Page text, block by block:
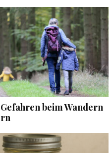
beim Wandern